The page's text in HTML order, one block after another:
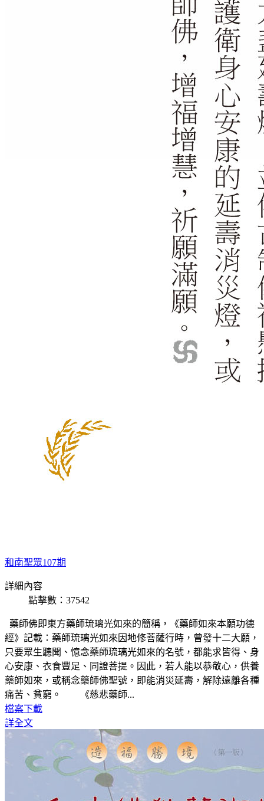
和南聖眾107期
詳細內容
點擊數：37542
藥師佛即東方藥師琉璃光如來的簡稱，《藥師如來本願功德
經》記載：藥師琉璃光如來因地修菩薩行時，曾發十二大願，
只要眾生聽聞、憶念藥師琉璃光如來的名號，都能求皆得、身
心安康、衣食豐足、同證菩提。因此，若人能以恭敬心，供養
藥師如來，或稱念藥師佛聖號，即能消災延壽，解除遠離各種
痛苦、貧窮。 《慈悲藥師...
檔案下載
詳全文